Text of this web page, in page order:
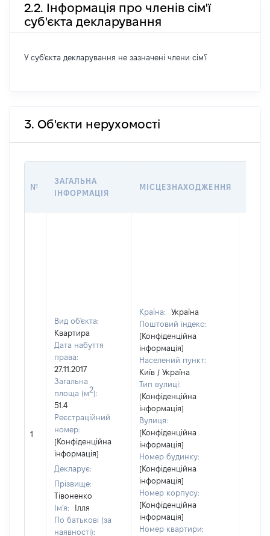
2.2. Інформація про членів сім'ї
суб'єкта декларування
У суб'єкта декларування не зазначені члени сім'ї
3. Об'єкти нерухомості
№
ЗАГАЛЬНА
ІНФОРМАЦІЯ
МІСЦЕЗНАХОДЖЕННЯ
1
Вид об'єкта:
Квартира
Дата набуття
права:
27.11.2017
Загальна
площа (м2):
51.4
Реєстраційний
номер:
[Конфіденційна
інформація]
Декларує:
Прізвище:
Тівоненко
Ім'я:
Ілля
По батькові (за
наявності):
Країна:
Україна
Поштовий індекс:
[Конфіденційна
інформація]
Населений пункт:
Київ / Україна
Тип вулиці:
[Конфіденційна
інформація]
Вулиця:
[Конфіденційна
інформація]
Номер будинку:
[Конфіденційна
інформація]
Номер корпусу:
[Конфіденційна
інформація]
Номер квартири: